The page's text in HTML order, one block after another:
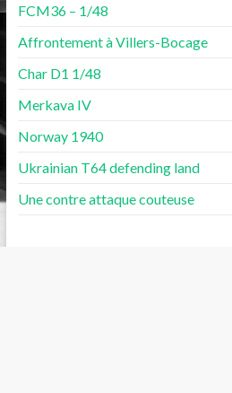
FCM36 – 1/48
Affrontement à Villers-Bocage
Char D1 1/48
Merkava IV
Norway 1940
Ukrainian T64 defending land
Une contre attaque couteuse